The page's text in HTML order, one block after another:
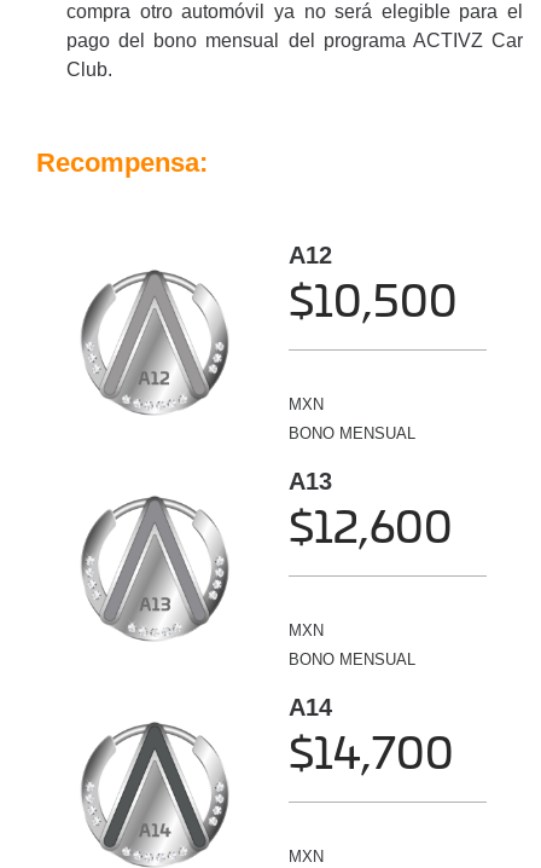
compra otro automóvil ya no será elegible para el
pago del bono mensual del programa ACTIVZ Car
Club.
Recompensa:
A12
$10,500
MXN
BONO MENSUAL
A13
$12,600
MXN
BONO MENSUAL
A14
$14,700
MXN